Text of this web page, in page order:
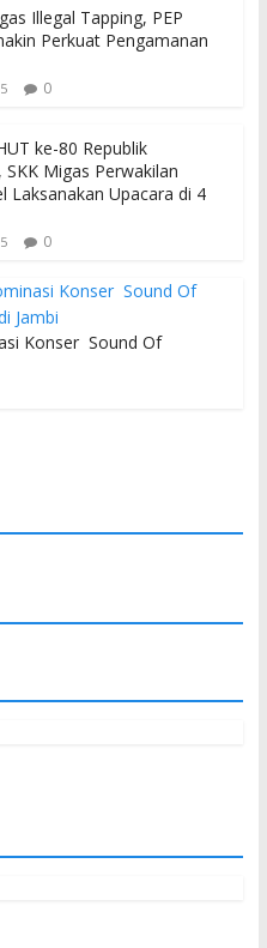
Illegal Tapping, PEP
Perkuat Pengamanan
0
ke-80 Republik
SKK Migas Perwakilan
Laksanakan Upacara di 4
0
Konser Sound Of